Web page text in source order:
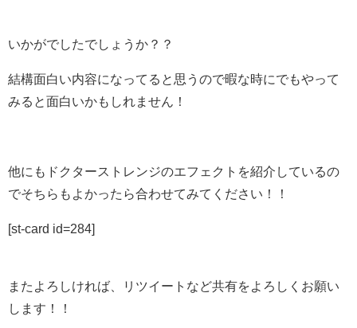
いかがでしたでしょうか？？
結構面白い内容になってると思うので暇な時にでもやって
みると面白いかもしれません！
他にもドクターストレンジのエフェクトを紹介しているの
でそちらもよかったら合わせてみてください！！
[st-card id=284]
またよろしければ、リツイートなど共有をよろしくお願い
します！！